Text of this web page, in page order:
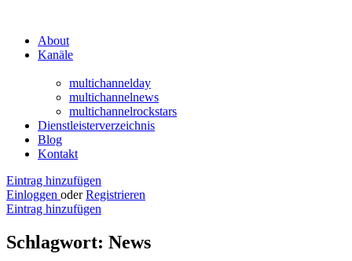
About
Kanäle
multichannelday
multichannelnews
multichannelrockstars
Dienstleisterverzeichnis
Blog
Kontakt
Eintrag hinzufügen
Einloggen oder Registrieren
Eintrag hinzufügen
Schlagwort: News